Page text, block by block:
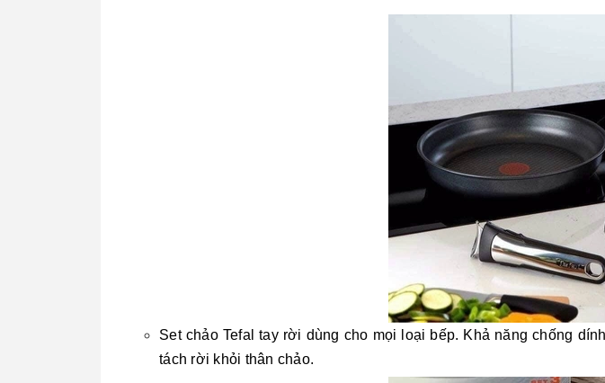
Set chảo Tefal tay rời dùng cho mọi loại bếp. Khả năng chống
tách rời khỏi thân chảo.